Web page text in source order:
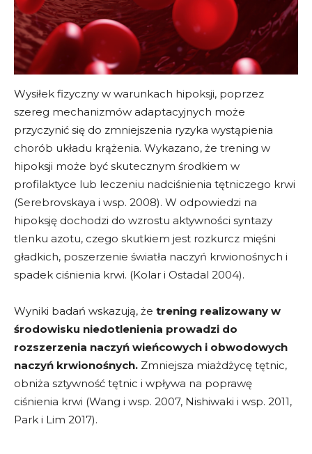
Wysiłek fizyczny w warunkach hipoksji, poprzez
szereg mechanizmów adaptacyjnych może
przyczynić się do zmniejszenia ryzyka wystąpienia
chorób układu krążenia. Wykazano, że trening w
hipoksji może być skutecznym środkiem w
profilaktyce lub leczeniu nadciśnienia tętniczego krwi
(Serebrovskaya i wsp. 2008). W odpowiedzi na
hipoksję dochodzi do wzrostu aktywności syntazy
tlenku azotu, czego skutkiem jest rozkurcz mięśni
gładkich, poszerzenie światła naczyń krwionośnych i
spadek ciśnienia krwi. (Kolar i Ostadal 2004).
Wyniki badań wskazują, że trening realizowany w
środowisku niedotlenienia prowadzi do
rozszerzenia naczyń wieńcowych i obwodowych
naczyń krwionośnych. Zmniejsza miażdżycę tętnic,
obniża sztywność tętnic i wpływa na poprawę
ciśnienia krwi (Wang i wsp. 2007, Nishiwaki i wsp. 2011,
Park i Lim 2017).